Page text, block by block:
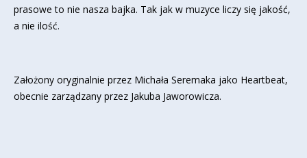
prasowe to nie nasza bajka. Tak jak w muzyce liczy się jakość,
a nie ilość.
Założony oryginalnie przez Michała Seremaka jako Heartbeat,
obecnie zarządzany przez Jakuba Jaworowicza.